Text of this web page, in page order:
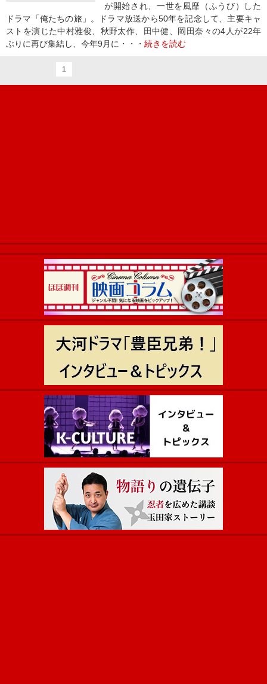
が開始され、一世を風靡（ふうび）した
ドラマ「俺たちの旅」。ドラマ放送から50年を記念して、主要キャ
ストを演じた中村雅俊、秋野太作、田中健、岡田奈々の4人が22年
ぶりに再び集結し、今年9月に・・・ 続きを読む
1